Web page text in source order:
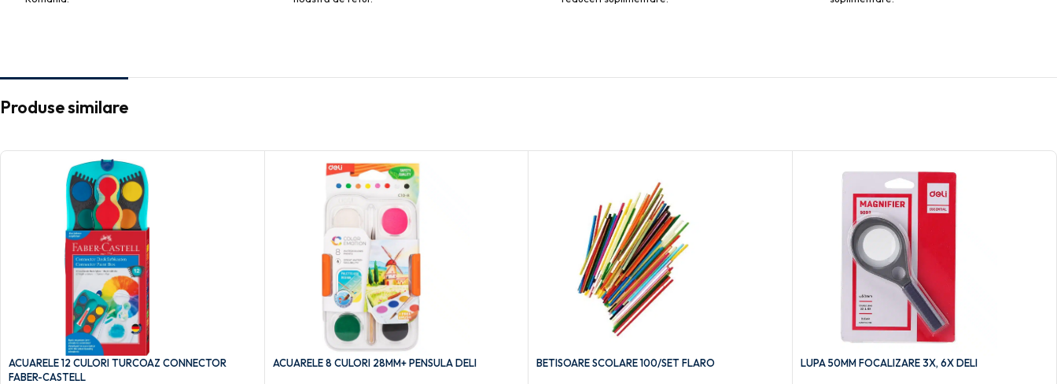
Produse similare
ACUARELE 12 CULORI TURCOAZ CONNECTOR
FABER-CASTELL
ACUARELE 8 CULORI 28MM+ PENSULA DELI BETISOARE SCOLARE 100/SET FLARO LUPA 50MM FOCALIZARE 3X, 6X DELI